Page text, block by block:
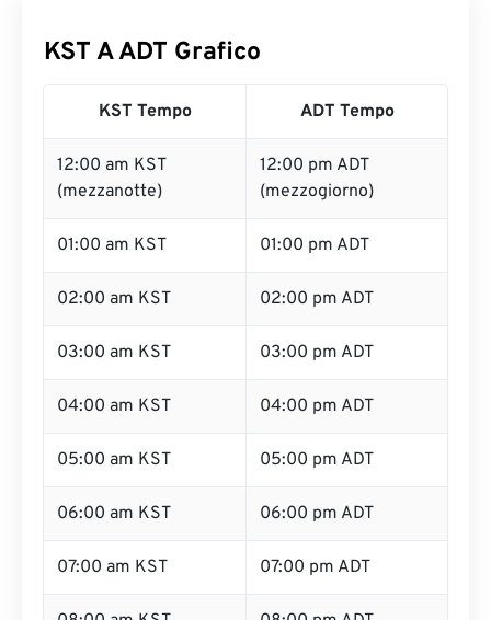
KST A ADT Grafico
KST Tempo ADT Tempo
12:00 am KST
(mezzanotte)
12:00 pm ADT
(mezzogiorno)
01:00 am KST 01:00 pm ADT
02:00 am KST 02:00 pm ADT
03:00 am KST 03:00 pm ADT
04:00 am KST 04:00 pm ADT
05:00 am KST 05:00 pm ADT
06:00 am KST 06:00 pm ADT
07:00 am KST 07:00 pm ADT